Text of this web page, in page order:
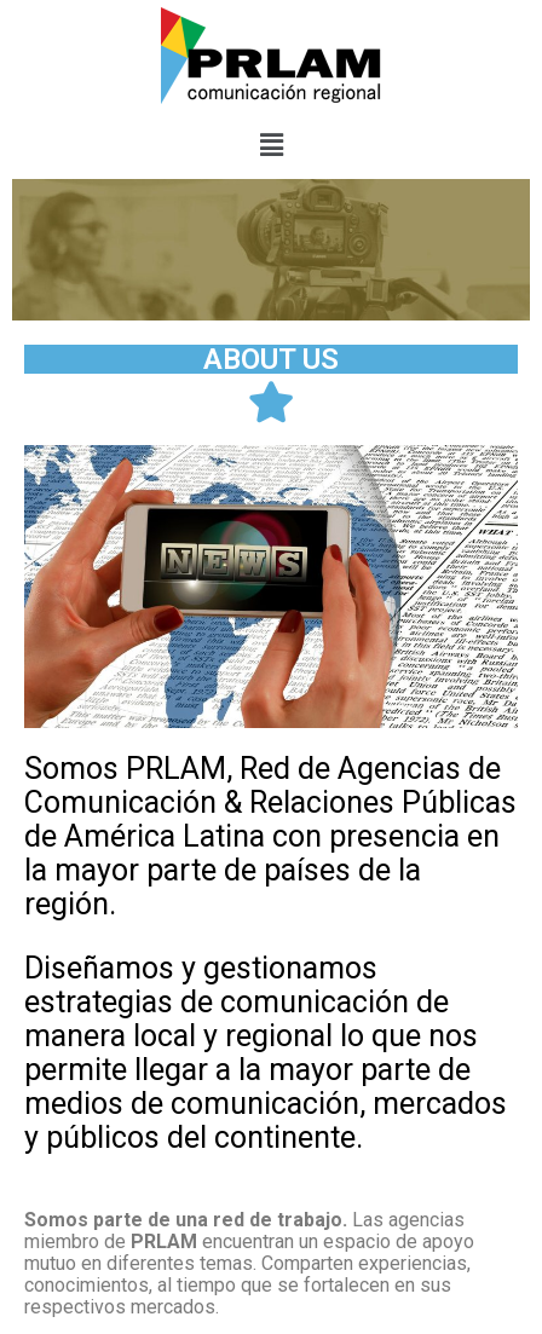
ABOUT US
Somos PRLAM, Red de Agencias de
Comunicación & Relaciones Públicas
de América Latina con presencia en
la mayor parte de países de la
región.
Diseñamos y gestionamos
estrategias de comunicación de
manera local y regional lo que nos
permite llegar a la mayor parte de
medios de comunicación, mercados
y públicos del continente.
Somos parte de una red de trabajo. Las agencias
miembro de PRLAM encuentran un espacio de apoyo
mutuo en diferentes temas. Comparten experiencias,
conocimientos, al tiempo que se fortalecen en sus
respectivos mercados.